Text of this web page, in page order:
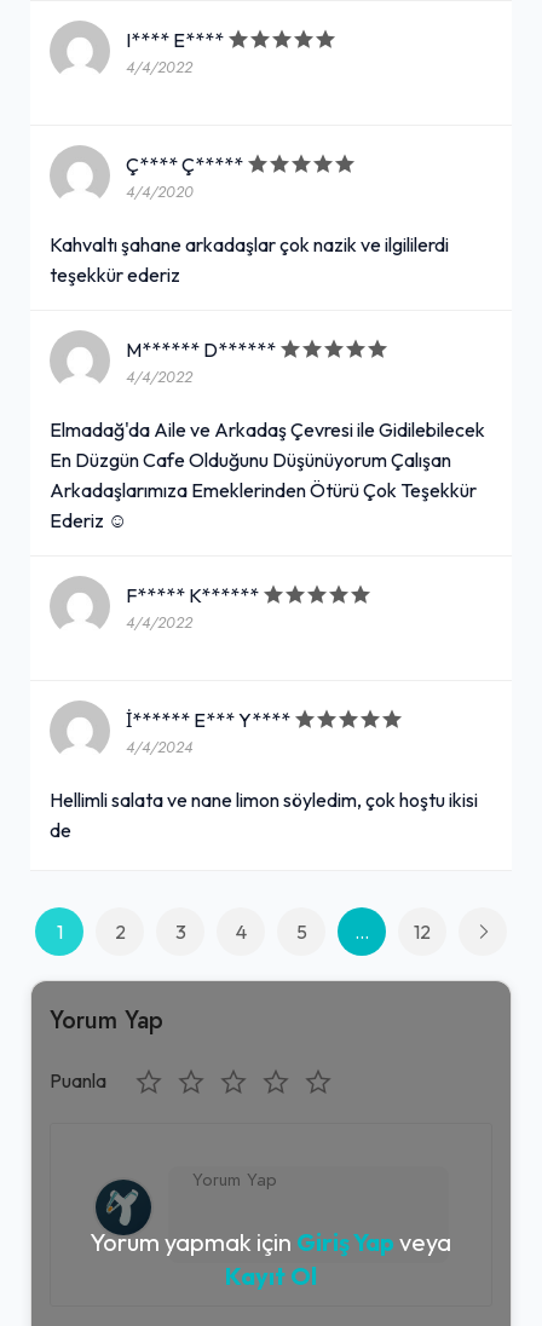
I**** E****
4/4/2022
Ç**** Ç*****
4/4/2020
Kahvaltı şahane arkadaşlar çok nazik ve ilgililerdi
teşekkür ederiz
M****** D******
4/4/2022
Elmadağ'da Aile ve Arkadaş Çevresi ile Gidilebilecek
En Düzgün Cafe Olduğunu Düşünüyorum Çalışan
Arkadaşlarımıza Emeklerinden Ötürü Çok Teşekkür
Ederiz ☺️
F***** K******
4/4/2022
İ****** E*** Y****
4/4/2024
Hellimli salata ve nane limon söyledim, çok hoştu ikisi
de
1 2 3 4 5 ... 12
Yorum Yap
Puanla
Yorum yapmak için Giriş Yap veya
Kayıt Ol